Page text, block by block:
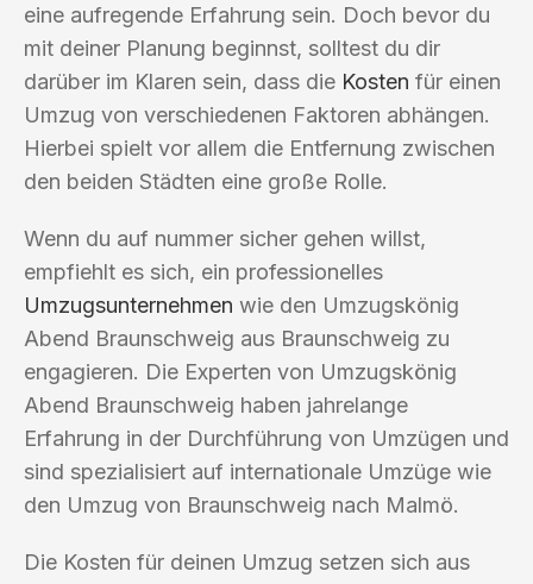
eine aufregende Erfahrung sein. Doch bevor du
mit deiner Planung beginnst, solltest du dir
darüber im Klaren sein, dass die Kosten für einen
Umzug von verschiedenen Faktoren abhängen.
Hierbei spielt vor allem die Entfernung zwischen
den beiden Städten eine große Rolle.
Wenn du auf nummer sicher gehen willst,
empfiehlt es sich, ein professionelles
Umzugsunternehmen wie den Umzugskönig
Abend Braunschweig aus Braunschweig zu
engagieren. Die Experten von Umzugskönig
Abend Braunschweig haben jahrelange
Erfahrung in der Durchführung von Umzügen und
sind spezialisiert auf internationale Umzüge wie
den Umzug von Braunschweig nach Malmö.
Die Kosten für deinen Umzug setzen sich aus